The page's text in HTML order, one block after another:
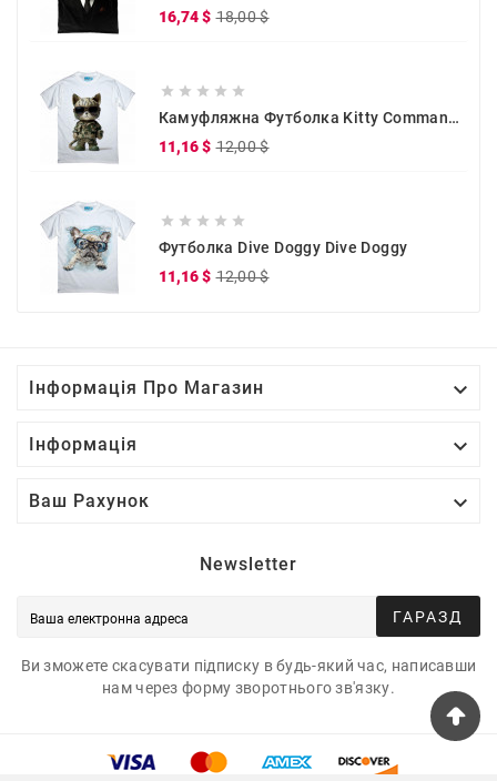
16,74 $ 18,00 $
    
Камуфляжна Футболка Kitty Commander
11,16 $ 12,00 $
    
Футболка Dive Doggy Dive Doggy
11,16 $ 12,00 $
Інформація Про Магазин 
Інформація 
Ваш Рахунок 
Newsletter
ГАРАЗД
Ви зможете скасувати підписку в будь-який час, написавши
нам через форму зворотнього зв'язку.